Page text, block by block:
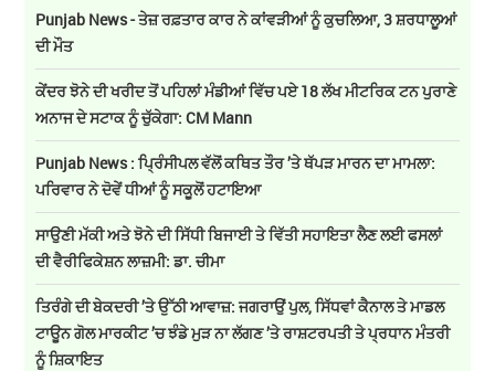
Punjab News - ਤੇਜ਼ ਰਫ਼ਤਾਰ ਕਾਰ ਨੇ ਕਾਂਵੜੀਆਂ ਨੂੰ ਕੁਚਲਿਆ, 3 ਸ਼ਰਧਾਲੂਆਂ
ਦੀ ਮੌਤ
ਕੇਂਦਰ ਝੋਨੇ ਦੀ ਖਰੀਦ ਤੋਂ ਪਹਿਲਾਂ ਮੰਡੀਆਂ ਵਿੱਚ ਪਏ 18 ਲੱਖ ਮੀਟਰਿਕ ਟਨ ਪੁਰਾਣੇ
ਅਨਾਜ ਦੇ ਸਟਾਕ ਨੂੰ ਚੁੱਕੇਗਾ: CM Mann
Punjab News : ਪ੍ਰਿੰਸੀਪਲ ਵੱਲੋਂ ਕਥਿਤ ਤੌਰ ’ਤੇ ਥੱਪੜ ਮਾਰਨ ਦਾ ਮਾਮਲਾ:
ਪਰਿਵਾਰ ਨੇ ਦੋਵੇਂ ਧੀਆਂ ਨੂੰ ਸਕੂਲੋਂ ਹਟਾਇਆ
ਸਾਉਣੀ ਮੱਕੀ ਅਤੇ ਝੋਨੇ ਦੀ ਸਿੱਧੀ ਬਿਜਾਈ ਤੇ ਵਿੱਤੀ ਸਹਾਇਤਾ ਲੈਣ ਲਈ ਫਸਲਾਂ
ਦੀ ਵੈਰੀਫਿਕੇਸ਼ਨ ਲਾਜ਼ਮੀ: ਡਾ. ਚੀਮਾ
ਤਿਰੰਗੇ ਦੀ ਬੇਕਦਰੀ ’ਤੇ ਉੱਠੀ ਆਵਾਜ਼: ਜਗਰਾਉਂ ਪੁਲ, ਸਿੱਧਵਾਂ ਕੈਨਾਲ ਤੇ ਮਾਡਲ
ਟਾਊਨ ਗੋਲ ਮਾਰਕੀਟ ’ਚ ਝੰਡੇ ਮੁੜ ਨਾ ਲੱਗਣ ’ਤੇ ਰਾਸ਼ਟਰਪਤੀ ਤੇ ਪ੍ਰਧਾਨ ਮੰਤਰੀ
ਨੂੰ ਸ਼ਿਕਾਇਤ